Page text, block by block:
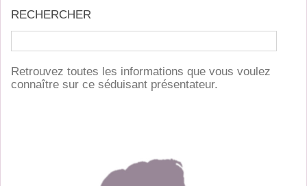
RECHERCHER
Retrouvez toutes les informations que vous voulez
connaître sur ce séduisant présentateur.